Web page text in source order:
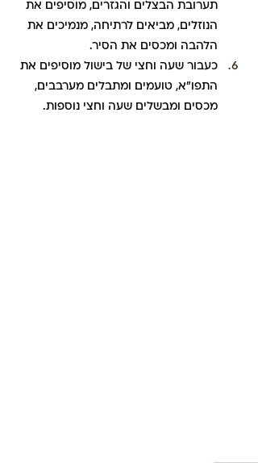
תערובת הבצלים והגזרים, מוסיפים את
הנוזלים, מביאים לרתיחה, מנמיכים את
הלהבה ומכסים את הסיר.
כעבור שעה וחצי של בישול מוסיפים את
התפו"א, טועמים ומתבלים מערבבים,
מכסים ומבשלים שעה וחצי נוספות.